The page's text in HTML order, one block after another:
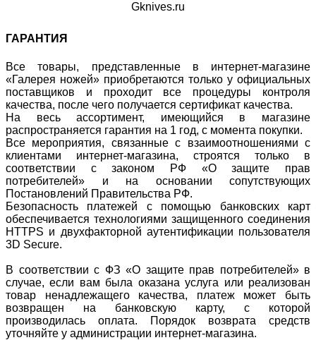
Gknives.ru
ГАРАНТИЯ
Все товары, представленные в интернет-магазине
«Галерея ножей» приобретаются только у официальных
поставщиков и проходит все процедуры контроля
качества, после чего получается сертификат качества.
На весь ассортимент, имеющийся в магазине
распространяется гарантия на 1 год, с момента покупки.
Все мероприятия, связанные с взаимоотношениями с
клиентами интернет-магазина, строятся только в
соответствии с законом РФ «О защите прав
потребителей» и на основании сопутствующих
Постановлений Правительства РФ.
Безопасность платежей с помощью банковских карт
обеспечивается технологиями защищенного соединения
HTTPS и двухфакторной аутентификации пользователя
3D Secure.
В соответствии с ФЗ «О защите прав потребителей» в
случае, если вам была оказана услуга или реализован
товар ненадлежащего качества, платеж может быть
возвращен на банковскую карту, с которой
производилась оплата. Порядок возврата средств
уточняйте у администрации интернет-магазина.